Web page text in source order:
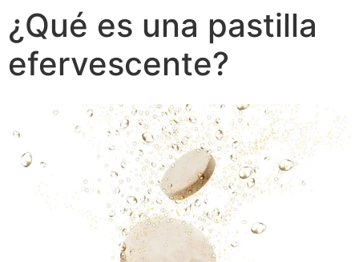
¿Qué es una pastilla
efervescente?